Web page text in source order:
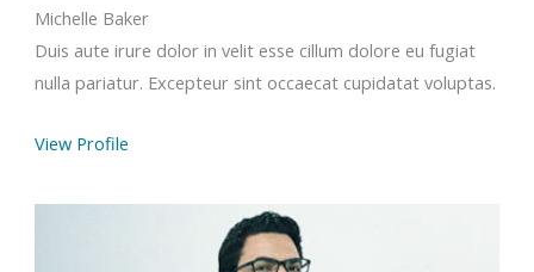
Michelle Baker
Duis aute irure dolor in velit esse cillum dolore eu fugiat
nulla pariatur. Excepteur sint occaecat cupidatat voluptas.
View Profile